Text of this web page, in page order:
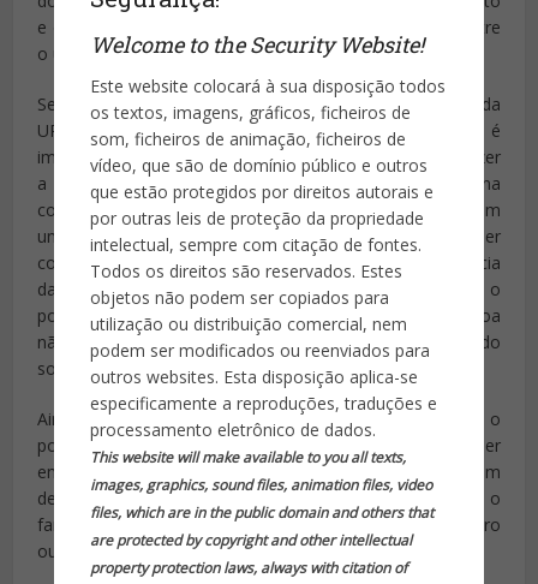
Welcome to the Security Website!
Este website colocará à sua disposição todos
os textos, imagens, gráficos, ficheiros de
som, ficheiros de animação, ficheiros de
vídeo, que são de domínio público e outros
que estão protegidos por direitos autorais e
por outras leis de proteção da propriedade
intelectual, sempre com citação de fontes.
Todos os direitos são reservados. Estes
objetos não podem ser copiados para
utilização ou distribuição comercial, nem
podem ser modificados ou reenviados para
outros websites. Esta disposição aplica-se
especificamente a reproduções, traduções e
processamento eletrônico de dados.
This website will make available to you all texts,
images, graphics, sound files, animation files, video
files, which are in the public domain and others that
are protected by copyright and other intellectual
property protection laws, always with citation of
e os efeitos das drogas no organismo e a diferença entre
o uso, o abuso e a dependência química.
Segundo o capitão Márcio Rocha, atual comandante da
UPP do Morro do Borel, na Tijuca, Zona Norte do Rio, é
importante que o policial saiba o momento certo de fazer
a abordagem, até mesmo durante ocorrências na
comunidade. “Quando somos chamados para tumultos em
uma festa ou som alto, por exemplo, temos que saber
como aquela pessoa está, conhecer o efeito da substância
da droga no organismo. Essa análise é importante para o
policial entender aquela agressividade. Esse tipo de pessoa
não é a que devemos recorrer para baixar o volume do
som durante uma festa”, afirmou o comandante.
Ainda de acordo com o comandante, até hoje, quando o
policial era abordado numa comunidade para interceder
em alguma situação de iminente violência doméstica em
decorrência do uso de drogas, a orientação que era que o
familiar esperasse ocorrer a agressão para fazer o registro
ou acionar a polícia.